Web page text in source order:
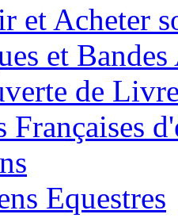
et Acheter
et
de
Françaises
Equestres